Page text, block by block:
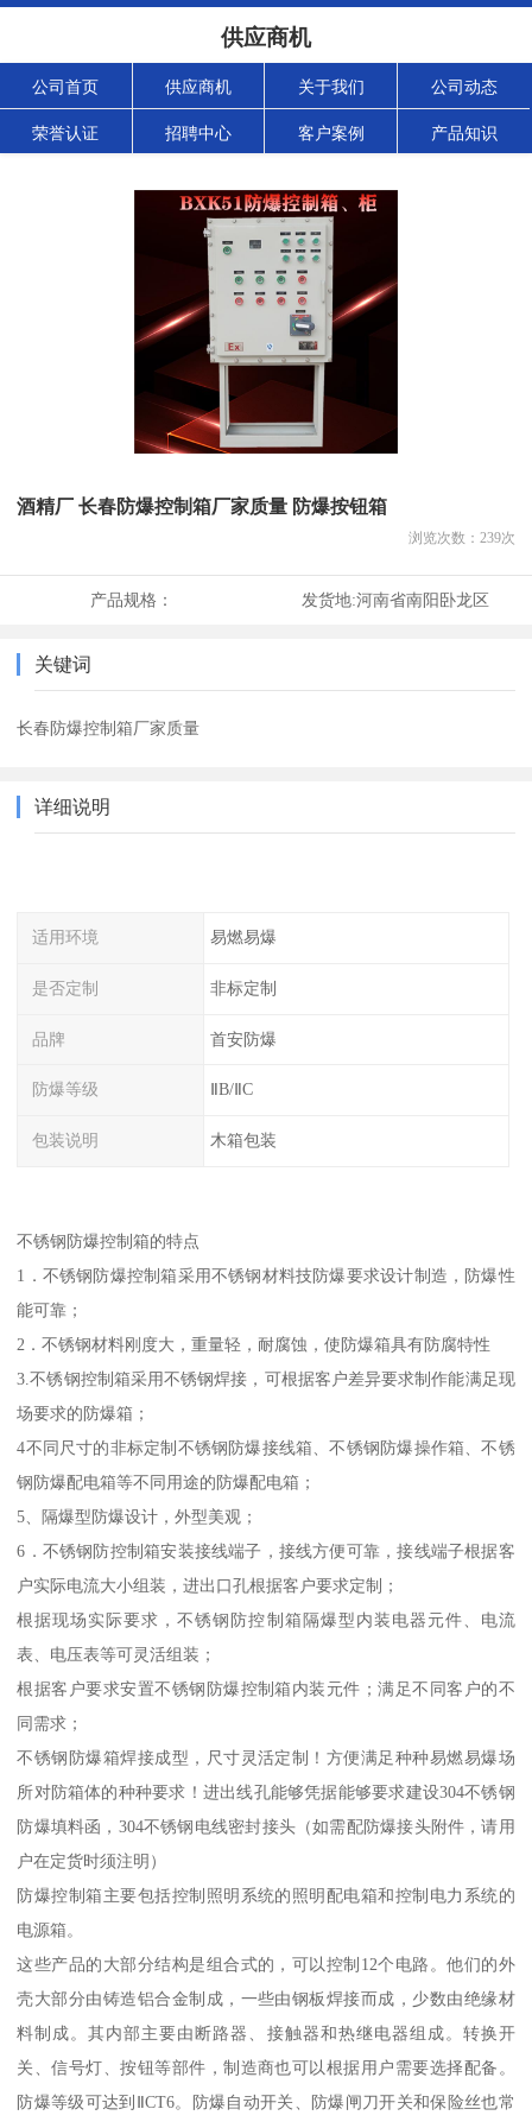
供应商机
公司首页 供应商机 关于我们 公司动态
荣誉认证 招聘中心 客户案例 产品知识
酒精厂 长春防爆控制箱厂家质量 防爆按钮箱
浏览次数： 239次
产品规格： 发货地:河南省南阳卧龙区
关键词
长春防爆控制箱厂家质量
详细说明
适用环境 易燃易爆
是否定制 非标定制
品牌 首安防爆
防爆等级 ⅡB/ⅡC
包装说明 木箱包装
不锈钢防爆控制箱的特点
1．不锈钢防爆控制箱采用不锈钢材料技防爆要求设计制造，防爆性
能可靠；
2．不锈钢材料刚度大，重量轻，耐腐蚀，使防爆箱具有防腐特性
3.不锈钢控制箱采用不锈钢焊接，可根据客户差异要求制作能满足现
场要求的防爆箱；
4不同尺寸的非标定制不锈钢防爆接线箱、不锈钢防爆操作箱、不锈
钢防爆配电箱等不同用途的防爆配电箱；
5、隔爆型防爆设计，外型美观；
6．不锈钢防控制箱安装接线端子，接线方便可靠，接线端子根据客
户实际电流大小组装，进出口孔根据客户要求定制；
根据现场实际要求，不锈钢防控制箱隔爆型内装电器元件、电流
表、电压表等可灵活组装；
根据客户要求安置不锈钢防爆控制箱内装元件；满足不同客户的不
同需求；
不锈钢防爆箱焊接成型，尺寸灵活定制！方便满足种种易燃易爆场
所对防箱体的种种要求！进出线孔能够凭据能够要求建设304不锈钢
防爆填料函，304不锈钢电线密封接头（如需配防爆接头附件，请用
户在定货时须注明）
防爆控制箱主要包括控制照明系统的照明配电箱和控制电力系统的
电源箱。
这些产品的大部分结构是组合式的，可以控制12个电路。他们的外
壳大部分由铸造铝合金制成，一些由钢板焊接而成，少数由绝缘材
料制成。其内部主要由断路器、接触器和热继电器组成。转换开
关、信号灯、按钮等部件，制造商也可以根据用户需要选择配备。
防爆等级可达到ⅡCT6。防爆自动开关、防爆闸刀开关和保险丝也常